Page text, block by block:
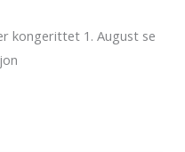
kongerittet 1. August se